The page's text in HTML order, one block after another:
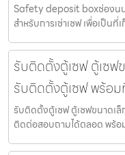
Safety deposit boxช่องน
สำหรับการเช่าเซฟ เพื่อเป็น
รับติดตั้งตู้เซฟ ตู้เซฟ
รับติดตั้งตู้เซฟ พร้อ
รับติดตั้งตู้เซฟ ตู้เซฟขนาดเ
ติดต่อสอบถามได้ตลอด พร้อ